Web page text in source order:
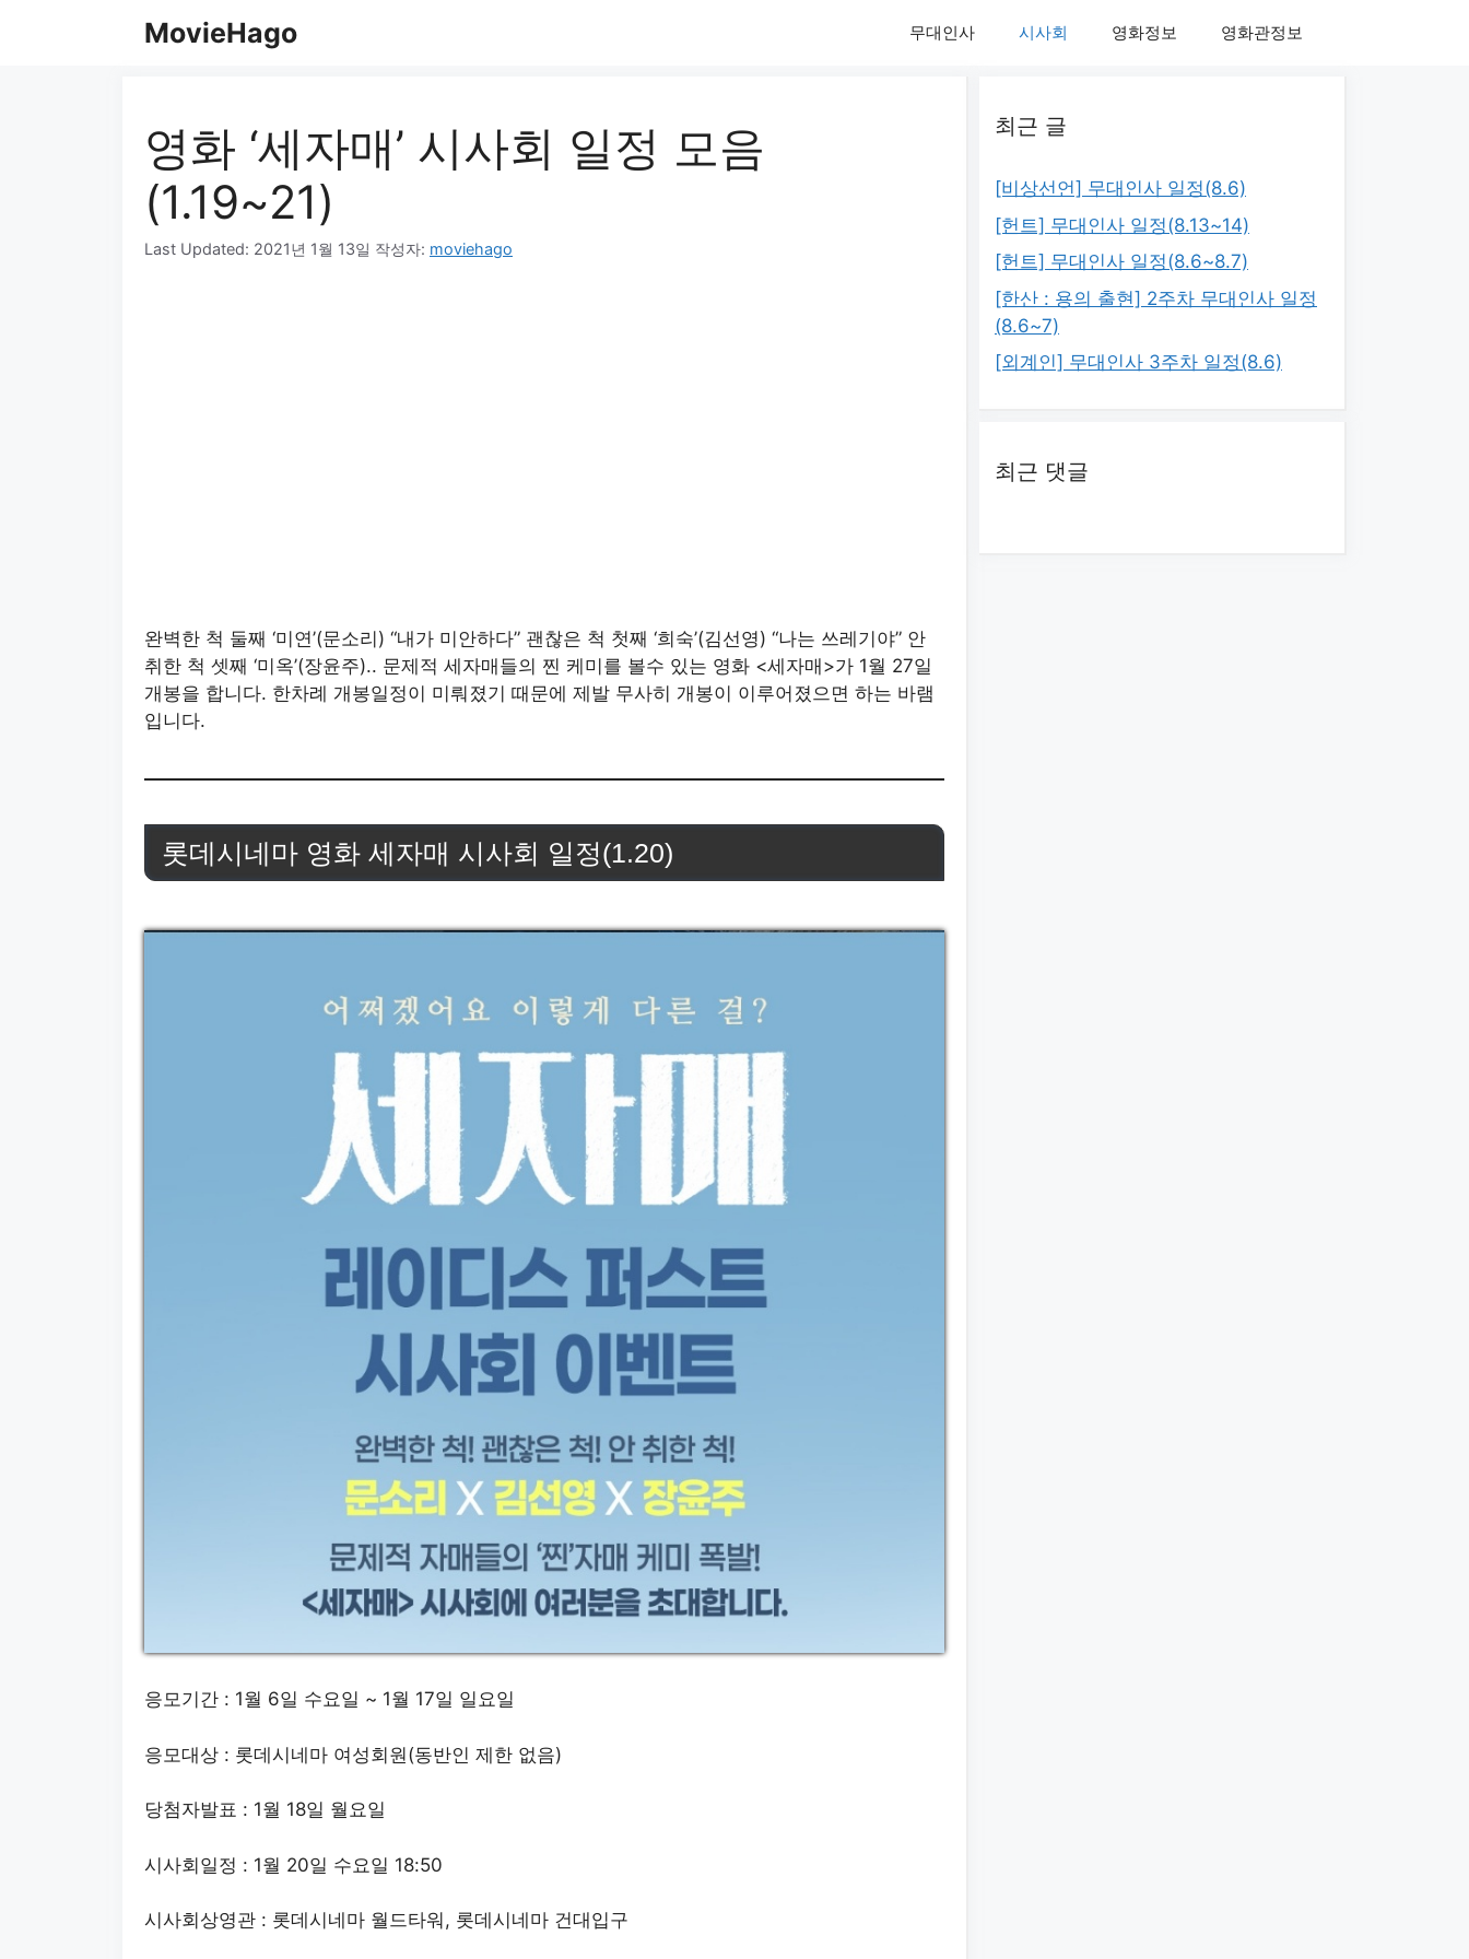
MovieHago 무대인사 시사회 영화정보 영화관정보
영화 ‘세자매’ 시사회 일정 모음
(1.19~21)
Last Updated: 2021년 1월 13일 작성자: moviehago
완벽한 척 둘째 ‘미연’(문소리) “내가 미안하다” 괜찮은 척 첫째 ‘희숙’(김선영) “나는 쓰레기야” 안
취한 척 셋째 ‘미옥’(장윤주).. 문제적 세자매들의 찐 케미를 볼수 있는 영화 <세자매>가 1월 27일
개봉을 합니다. 한차례 개봉일정이 미뤄졌기 때문에 제발 무사히 개봉이 이루어졌으면 하는 바램
입니다.
롯데시네마 영화 세자매 시사회 일정(1.20)
응모기간 : 1월 6일 수요일 ~ 1월 17일 일요일
응모대상 : 롯데시네마 여성회원(동반인 제한 없음)
당첨자발표 : 1월 18일 월요일
시사회일정 : 1월 20일 수요일 18:50
시사회상영관 : 롯데시네마 월드타워, 롯데시네마 건대입구
최근 글
[비상선언] 무대인사 일정(8.6)
[헌트] 무대인사 일정(8.13~14)
[헌트] 무대인사 일정(8.6~8.7)
[한산 : 용의 출현] 2주차 무대인사 일정
(8.6~7)
[외계인] 무대인사 3주차 일정(8.6)
최근 댓글